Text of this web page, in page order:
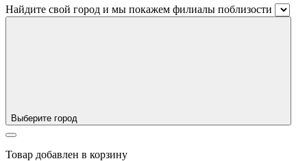
Найдите свой город и мы покажем филиалы поблизости
Выберите город
Товар добавлен в корзину